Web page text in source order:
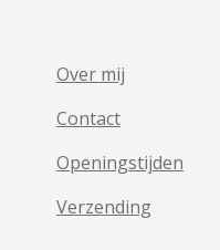
Over mij
Contact
Openingstijden
Verzending